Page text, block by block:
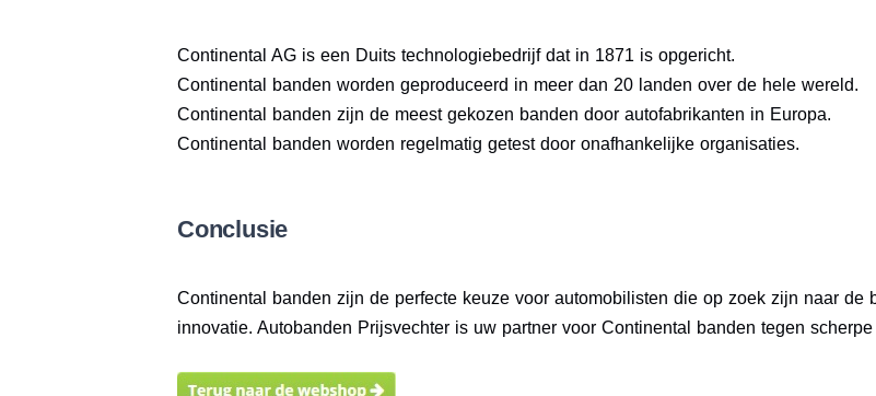
Continental AG is een Duits technologiebedrijf dat in 1871 is opgericht.
Continental banden worden geproduceerd in meer dan 20 landen over de hele wereld.
Continental banden zijn de meest gekozen banden door autofabrikanten in Europa.
Continental banden worden regelmatig getest door onafhankelijke organisaties.
Conclusie
Continental banden zijn de perfecte keuze voor automobilisten die op zoek zijn naar de
innovatie. Autobanden Prijsvechter is uw partner voor Continental banden tegen